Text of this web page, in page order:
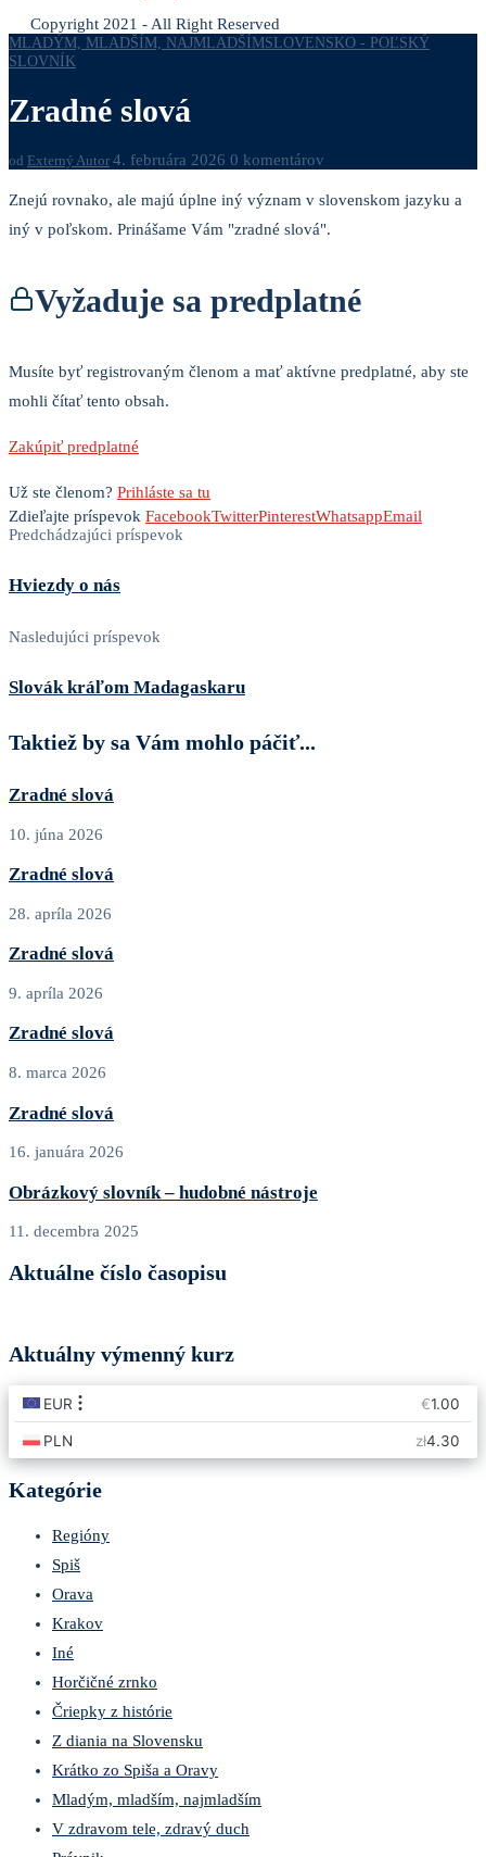
Copyright 2021 - All Right Reserved
MLADÝM, MLADŠÍM, NAJMLADŠÍMSLOVENSKO - POĽSKÝ
SLOVNÍK
Zradné slová
od Externý Autor 4. februára 2026 0 komentárov
Znejú rovnako, ale majú úplne iný význam v slovenskom jazyku a
iný v poľskom. Prinášame Vám "zradné slová".
Vyžaduje sa predplatné
Musíte byť registrovaným členom a mať aktívne predplatné, aby ste
mohli čítať tento obsah.
Zakúpiť predplatné
Už ste členom? Prihláste sa tu
Zdieľajte príspevok FacebookTwitterPinterestWhatsappEmail
Predchádzajúci príspevok
Hviezdy o nás
Nasledujúci príspevok
Slovák kráľom Madagaskaru
Taktiež by sa Vám mohlo páčiť...
Zradné slová
10. júna 2026
Zradné slová
28. apríla 2026
Zradné slová
9. apríla 2026
Zradné slová
8. marca 2026
Zradné slová
16. januára 2026
Obrázkový slovník – hudobné nástroje
11. decembra 2025
Aktuálne číslo časopisu
Aktuálny výmenný kurz
Kategórie
Regióny
Spiš
Orava
Krakov
Iné
Horčičné zrnko
Čriepky z histórie
Z diania na Slovensku
Krátko zo Spiša a Oravy
Mladým, mladším, najmladším
V zdravom tele, zdravý duch